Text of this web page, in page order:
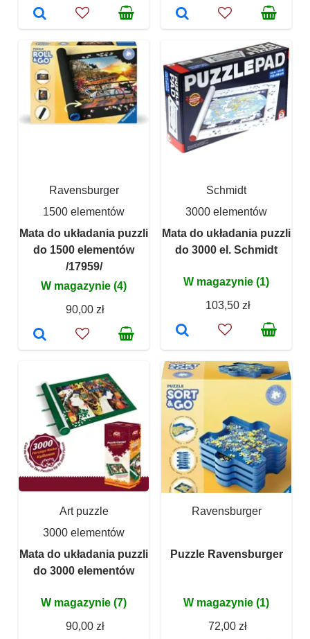
Ravensburger
1500 elementów
Mata do układania puzzli
do 1500 elementów
/17959/
W magazynie (4)
90,00 zł
Schmidt
3000 elementów
Mata do układania puzzli
do 3000 el. Schmidt
W magazynie (1)
103,50 zł
Art puzzle
3000 elementów
Mata do układania puzzli
do 3000 elementów
W magazynie (7)
90,00 zł
Ravensburger
Puzzle Ravensburger
W magazynie (1)
72,00 zł